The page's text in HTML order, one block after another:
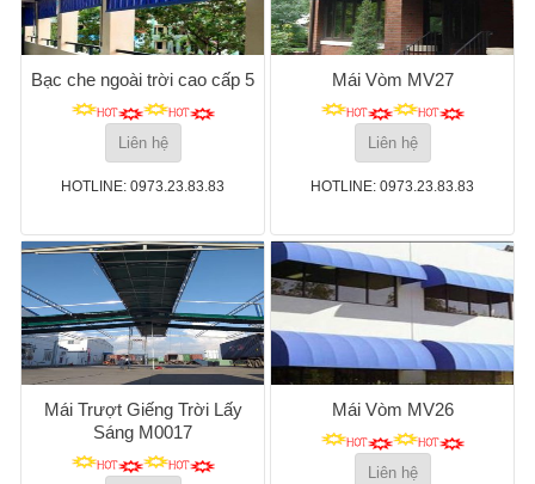
Bạc che ngoài trời cao cấp 5
Liên hệ
HOTLINE: 0973.23.83.83
Mái Vòm MV27
Liên hệ
HOTLINE: 0973.23.83.83
Mái Trượt Giếng Trời Lấy
Sáng M0017
Mái Vòm MV26
Liên hệ